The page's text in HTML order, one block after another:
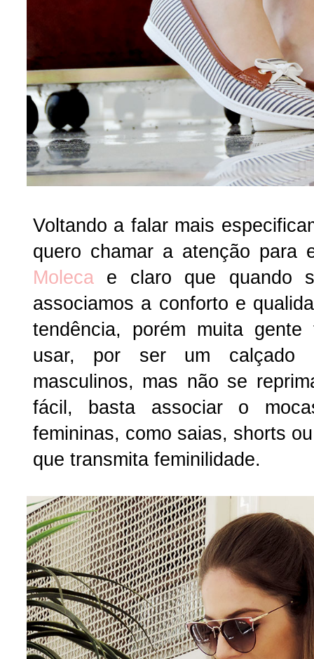
Voltando a falar mais
quero chamar a atenção para
Moleca e claro que quando
associamos a conforto e
tendência, porém muita
usar, por ser um calçado
masculinos, mas não se
fácil, basta associar o
femininas, como saias, shorts
que transmita feminilidade.